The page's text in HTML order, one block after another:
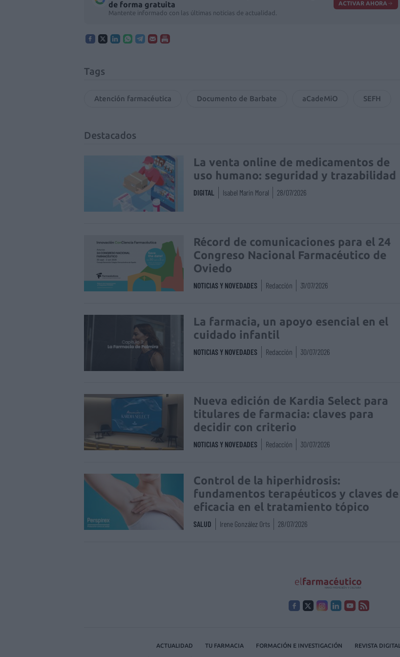
de forma gratuita
Mantente informado con las últimas noticias de actualidad.
ACTIVAR AHORA
Tags
Atención farmacéutica Documento de Barbate aCadeMiO SEFH
Destacados
La venta online de medicamentos de
uso humano: seguridad y trazabilidad
DIGITAL Isabel Marín Moral 28/07/2026
Récord de comunicaciones para el 24
Congreso Nacional Farmacéutico de
Oviedo
NOTICIAS Y NOVEDADES Redacción 31/07/2026
La farmacia, un apoyo esencial en el
cuidado infantil
NOTICIAS Y NOVEDADES Redacción 30/07/2026
Nueva edición de Kardia Select para
titulares de farmacia: claves para
decidir con criterio
NOTICIAS Y NOVEDADES Redacción 30/07/2026
Control de la hiperhidrosis:
fundamentos terapéuticos y claves de
eficacia en el tratamiento tópico
SALUD Irene González Orts 28/07/2026
ACTUALIDAD TU FARMACIA FORMACIÓN E INVESTIGACIÓN REVISTA DIGITAL